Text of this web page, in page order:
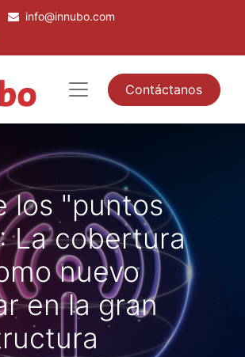
info@innubo.com
Contáctanos
los "puntos
La cobertura
nuevo
en la gran